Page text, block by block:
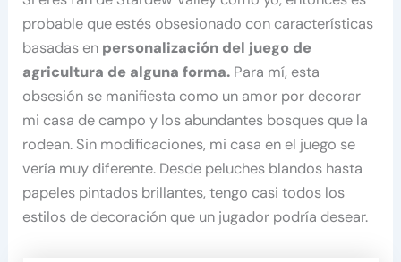
probable que estés obsesionado con características
basadas en personalización del juego de
agricultura de alguna forma. Para mí, esta
obsesión se manifiesta como un amor por decorar
mi casa de campo y los abundantes bosques que la
rodean. Sin modificaciones, mi casa en el juego se
vería muy diferente. Desde peluches blandos hasta
papeles pintados brillantes, tengo casi todos los
estilos de decoración que un jugador podría desear.